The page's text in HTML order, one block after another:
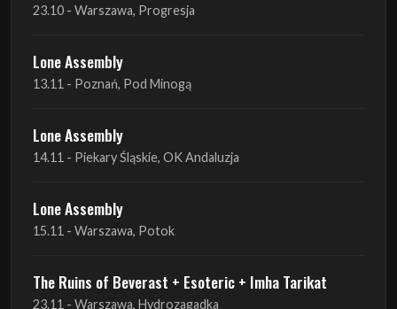
23.10 - Warszawa, Progresja
Lone Assembly
13.11 - Poznań, Pod Minogą
Lone Assembly
14.11 - Piekary Śląskie, OK Andaluzja
Lone Assembly
15.11 - Warszawa, Potok
The Ruins of Beverast + Esoteric + Imha Tarikat
23.11 - Warszawa, Hydrozagadka